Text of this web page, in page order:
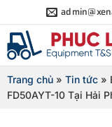
qua
nội
dung
Trang chủ » Tin tức »
FD50AYT-10 Tại Hải